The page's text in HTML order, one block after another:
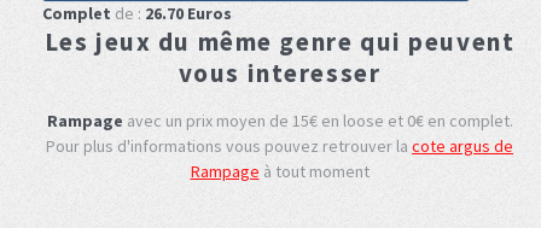
Complet de : 26.70 Euros
Les jeux du même genre qui peuvent
vous interesser
Rampage avec un prix moyen de 15€ en loose et 0€ en complet.
Pour plus d'informations vous pouvez retrouver la cote argus de
Rampage à tout moment